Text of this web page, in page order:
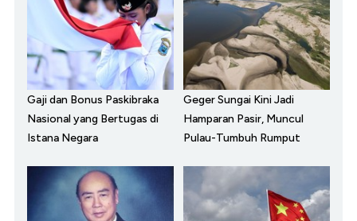
Gaji dan Bonus Paskibraka
Nasional yang Bertugas di
Istana Negara
Geger Sungai Kini Jadi
Hamparan Pasir, Muncul
Pulau-Tumbuh Rumput